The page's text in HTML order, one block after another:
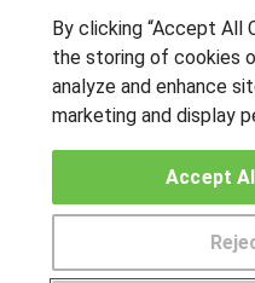
Hablemos de empleo
Locos por las becas
By clicking “Accept All
the storing of cookies
analyze and enhance
marketing and display
Accept